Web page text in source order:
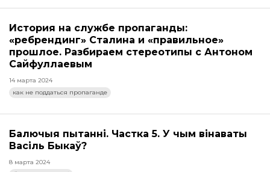
История на службе пропаганды:
«ребрендинг» Сталина и «правильное»
прошлое. Разбираем стереотипы с Антоном
Сайфуллаевым
14 марта 2024
как не поддаться пропаганде
Балючыя пытанні. Частка 5. У чым вінаваты
Васіль Быкаў?
8 марта 2024